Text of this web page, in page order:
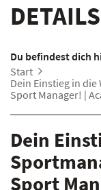
Du befindest dich
Start
Dein Einstieg in
Sport Manager! |
Dein
Sport